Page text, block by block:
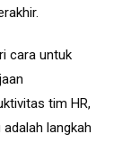
cara untuk
tim HR,
langkah